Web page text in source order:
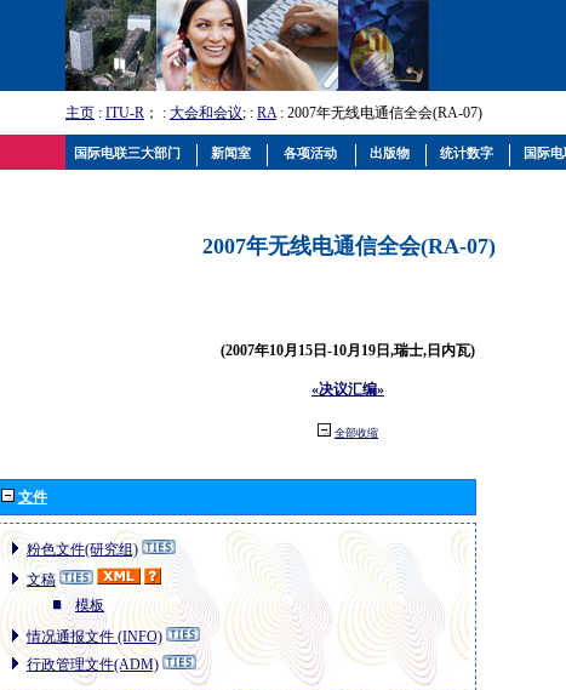
主页 : ITU-R ； : 大会和会议; : RA: 2007年无线电通信全会(RA-07)
2007年无线电通信全会(RA-07)
(2007年10月15日-10月19日,瑞士,日内瓦)
«决议汇编»
全部收缩
文件
粉色文件(研究组)
文稿
模板
情况通报文件 (INFO)
行政管理文件(ADM)
国际电联三大部门 新闻室 各项活动 出版物 统计数字 国际